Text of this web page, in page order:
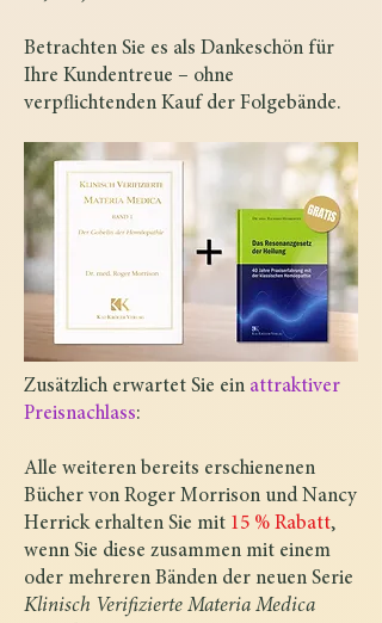
Betrachten Sie es als Dankeschön für
Ihre Kundentreue – ohne
verpflichtenden Kauf der Folgebände.
Zusätzlich erwartet Sie ein attraktiver
Preisnachlass:
Alle weiteren bereits erschienenen
Bücher von Roger Morrison und Nancy
Herrick erhalten Sie mit 15 % Rabatt,
wenn Sie diese zusammen mit einem
oder mehreren Bänden der neuen Serie
Klinisch Verifizierte Materia Medica